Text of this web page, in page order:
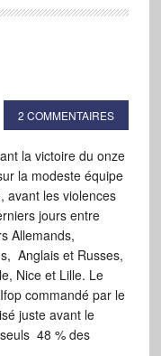
2 COMMENTAIRES
la victoire du onze
la modeste équipe
avant les violences
jours entre
Allemands,
Anglais et Russes,
Nice et Lille. Le
commandé par le
juste avant le
48 % des